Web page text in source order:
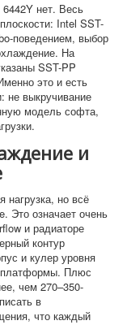
6442Y нет. Весь
Intel SST-
поведением, выбор
На
SST-PP
это и есть
не выкручивание
модель софта,
и
но всё
Это означает очень
и радиаторе
контур
и кулер уровня
платформы. Плюс
чем 270–350-
в
что каждый